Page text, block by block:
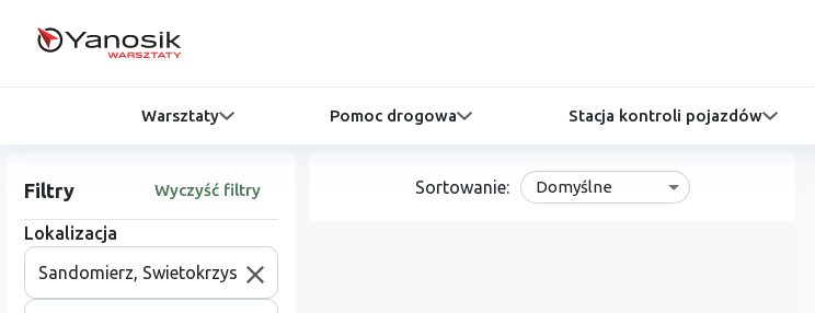
Warsztaty Pomoc drogowa Stacja kontroli pojazdów
Filtry Wyczyść filtry
Lokalizacja
Sortowanie: Domyślne